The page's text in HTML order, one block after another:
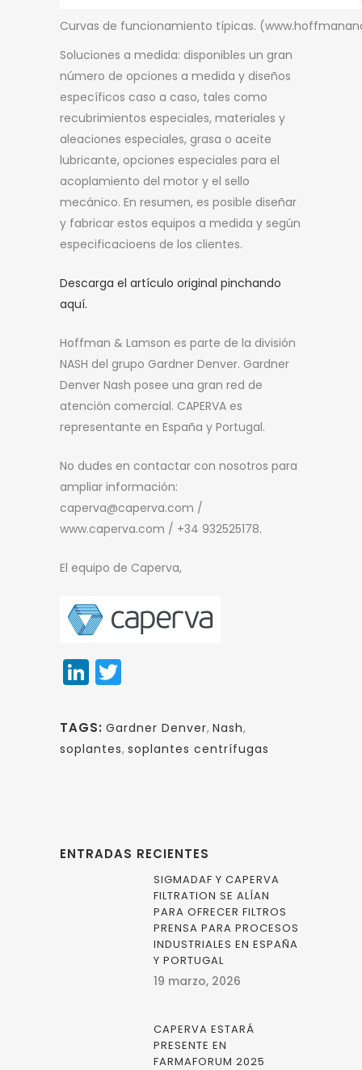
Curvas de funcionamiento típicas.
Soluciones a medida: disponibles un gran
número de opciones a medida y diseños
específicos caso a caso, tales como
recubrimientos especiales, materiales y
aleaciones especiales, grasa o aceite
lubricante, opciones especiales para el
acoplamiento del motor y el sello
mecánico. En resumen, es posible diseñar
y fabricar estos equipos a medida y según
especificacioens de los clientes.
Descarga el artículo original pinchando
aquí.
Hoffman & Lamson es parte de la división
NASH del grupo Gardner Denver. Gardner
Denver Nash posee una gran red de
atención comercial. CAPERVA es
representante en España y Portugal.
No dudes en contactar con nosotros para
ampliar información:
caperva@caperva.com /
www.caperva.com / +34 932525178.
El equipo de Caperva,
LinkedIn
TAGS: Gardner Denver, Nash,
soplantes, soplantes centrífugas
ENTRADAS RECIENTES
SIGMADAF Y CAPERVA
FILTRATION SE ALÍAN
PARA OFRECER FILTROS
PRENSA PARA PROCESOS
INDUSTRIALES EN ESPAÑA
Y PORTUGAL
19 marzo, 2026
CAPERVA ESTARÁ
PRESENTE EN
FARMAFORUM 2025